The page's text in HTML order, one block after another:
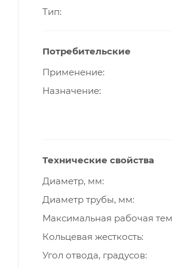
Тип
Потребительские
Применение
Назначение
Технические свойства
Диаметр, мм
Диаметр трубы, мм
Максимальная рабочая
Кольцевая жесткость
Угол отвода, градусов